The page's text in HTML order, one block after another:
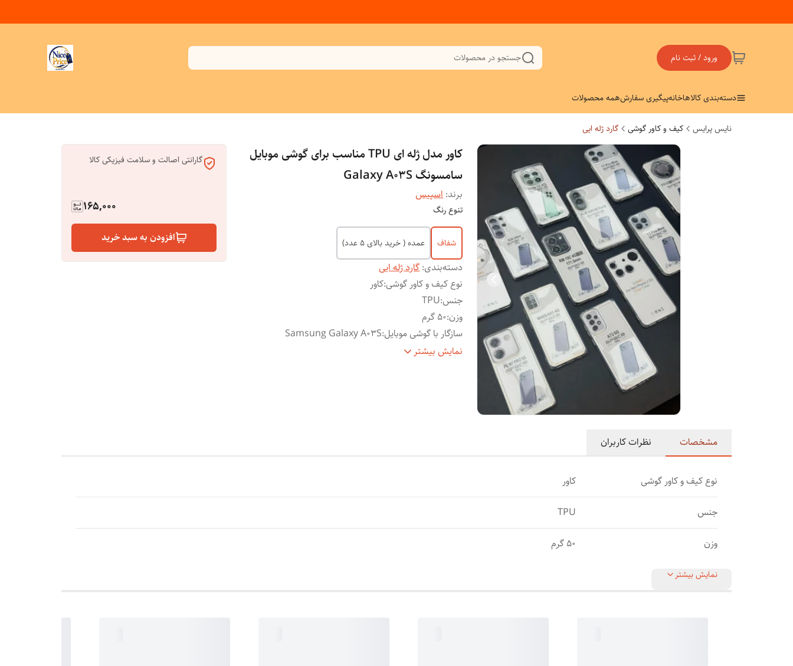
ورود / ثبت نام جستجو در محصولات
دسته‌بندی کالاهاخانهپیگیری سفارشهمه محصولات
نایس پرایس کیف و کاور گوشی گارد ژله ایی
کاور مدل ژله ای TPU مناسب برای گوشی موبایل
سامسونگ Galaxy A03S
برند:اسپیس
تنوع رنگ
شفاف عمده ( خرید بالای 5 عدد)
دسته‌بندی:گارد ژله ایی
نوع کیف و کاور گوشی:کاور
جنس:
TPU
وزن:50 گرم
سازگار با گوشی موبایل:
Samsung Galaxy A03S
ساختار: شفاف
نمایش بیشتر
گارانتی اصالت و سلامت فیزیکی کالا
165,000
افزودن به سبد خرید
مشخصات نظرات کاربران
نوع کیف و کاور گوشی کاور
جنس TPU
وزن 50 گرم
نمایش بیشتر